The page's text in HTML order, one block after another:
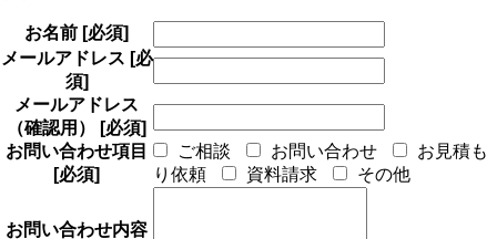
お名前 [必須]
メールアドレス [必
須]
メールアドレス
（確認用）
[必須]
お問い合わせ項目
[必須]
ご相談 お問い合わせ
お見積も
り依頼
資料請求 その他
お問い合わせ内容